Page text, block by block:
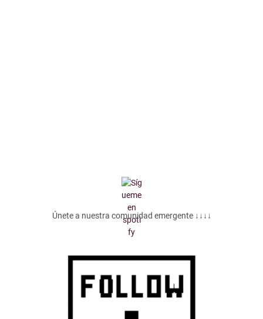
Únete a nuestra comunidad emergente ↓↓↓↓